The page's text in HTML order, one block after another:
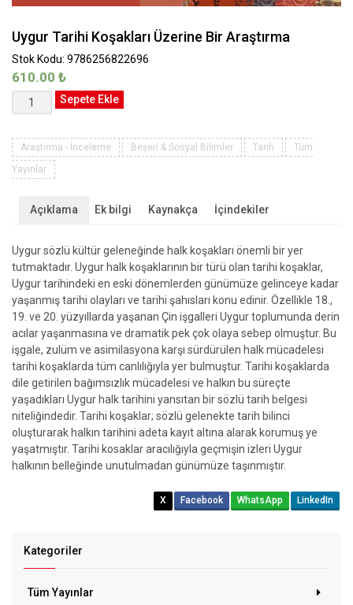
Kategoriler
Tüm Yayınlar
Uygur Tarihi Koşakları Üzerine Bir Araştırma
Stok Kodu: 9786256822696
610.00 ₺
Uygur
Tarihi
Üzerine
Bir
Araştırma
Sepete Ekle
Araştırma - İnceleme Beşeri & Sosyal Bilimler Tarih
Tüm
Yayınlar
Açıklama Ek bilgi Kaynakça İçindekiler
Uygur sözlü kültür geleneğinde halk koşakları önemli bir yer
tutmaktadır. Uygur halk koşaklarının bir türü olan tarihi koşaklar,
Uygur tarihindeki en eski dönemlerden günümüze gelinceye kadar
yaşanmış tarihi olayları ve tarihi şahısları konu edinir. Özellikle 18.,
19. ve 20. yüzyıllarda yaşanan Çin işgalleri Uygur toplumunda derin
acılar yaşanmasına ve dramatik pek çok olaya sebep olmuştur. Bu
işgale, zulüm ve asimilasyona karşı sürdürülen halk mücadelesi
tarihi koşaklarda tüm canlılığıyla yer bulmuştur. Tarihi koşaklarda
dile getirilen bağımsızlık mücadelesi ve halkın bu süreçte
yaşadıkları Uygur halk tarihini yansıtan bir sözlü tarih belgesi
niteliğindedir. Tarihi koşaklar; sözlü gelenekte tarih bilinci
oluşturarak halkın tarihini adeta kayıt altına alarak korumuş ye
yaşatmıştır. Tarihi kosaklar aracılığıyla geçmişin izleri Uygur
halkının belleğinde unutulmadan günümüze taşınmıştır.
X Facebook WhatsApp LinkedIn